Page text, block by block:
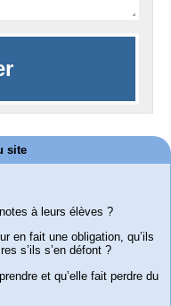
site
à leurs élèves ?
en fait une obligation, qu’ils
s’ils s’en défont ?
et qu’elle fait perdre du